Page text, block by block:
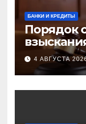
БАНКИ И КРЕДИТЫ
Порядок
нюансы
4 АВГУСТА